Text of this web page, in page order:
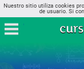
Nuestro sitio utiliza cookies
de usuario. Si